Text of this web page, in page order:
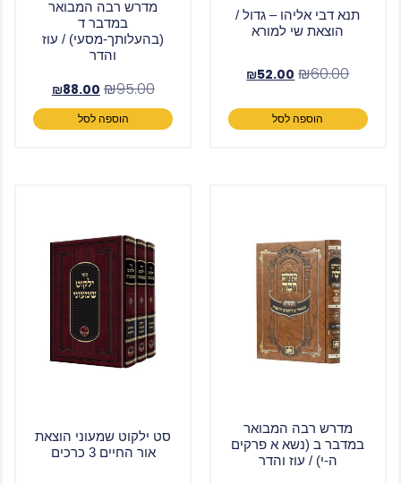
תנא דבי אליהו – גדול /
הוצאת שי למורא
₪60.00
₪52.00
הוספה לסל
מדרש רבה המבואר
במדבר ד
(בהעלותך-מסעי) / עוז
והדר
₪95.00
₪88.00
הוספה לסל
מדרש רבה המבואר
במדבר ב (נשא א פרקים
ה-י) / עוז והדר
סט ילקוט שמעוני הוצאת
אור החיים 3 כרכים